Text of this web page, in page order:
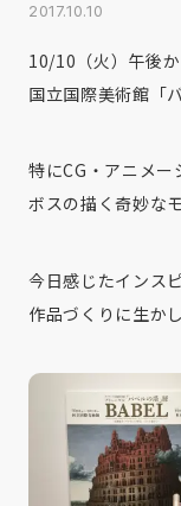
2017.10.10
10/10（火）午後
国立国際美術館「
特にCG・アニメ
ボスの描く奇妙な
今日感じたインス
作品づくりに生か